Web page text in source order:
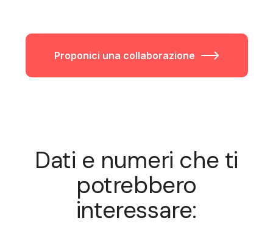
Proponici una collaborazione
Dati e numeri che ti
potrebbero
interessare: